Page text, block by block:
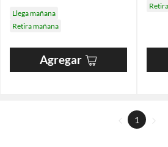
Llega mañana
Retira mañana
Agregar
1